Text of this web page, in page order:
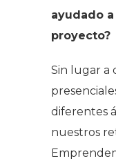
ayudado
proyecto?
Sin lugar a
diferentes
nuestros